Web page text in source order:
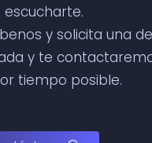
escucharte.
y solicita una
y te
tiempo posible.